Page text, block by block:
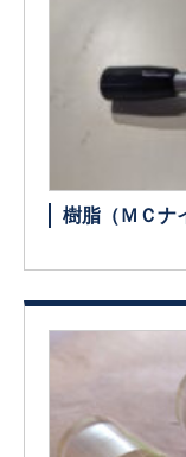
樹脂（ＭＣナ